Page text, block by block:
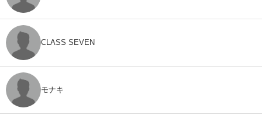
CLASS SEVEN
モナキ